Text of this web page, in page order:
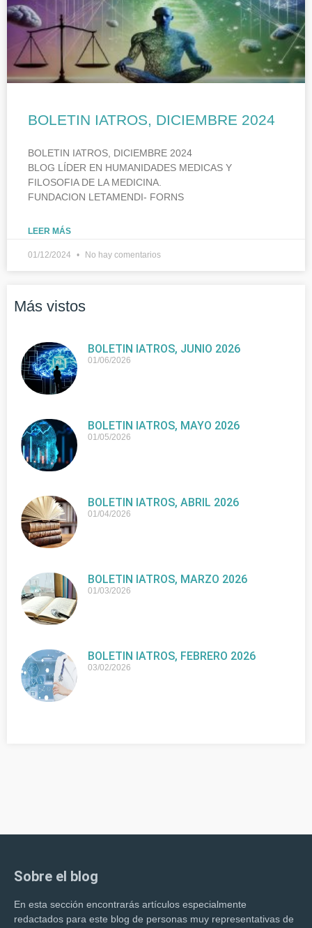
BOLETIN IATROS, DICIEMBRE 2024
BOLETIN IATROS, DICIEMBRE 2024
BLOG LÍDER EN HUMANIDADES MEDICAS Y
FILOSOFIA DE LA MEDICINA.
FUNDACION LETAMENDI- FORNS
LEER MÁS
01/12/2024 No hay comentarios
Más vistos
BOLETIN IATROS, JUNIO 2026
01/06/2026
BOLETIN IATROS, MAYO 2026
01/05/2026
BOLETIN IATROS, ABRIL 2026
01/04/2026
BOLETIN IATROS, MARZO 2026
01/03/2026
BOLETIN IATROS, FEBRERO 2026
03/02/2026
Sobre el blog
En esta sección encontrarás artículos especialmente
redactados para este blog de personas muy representativas de